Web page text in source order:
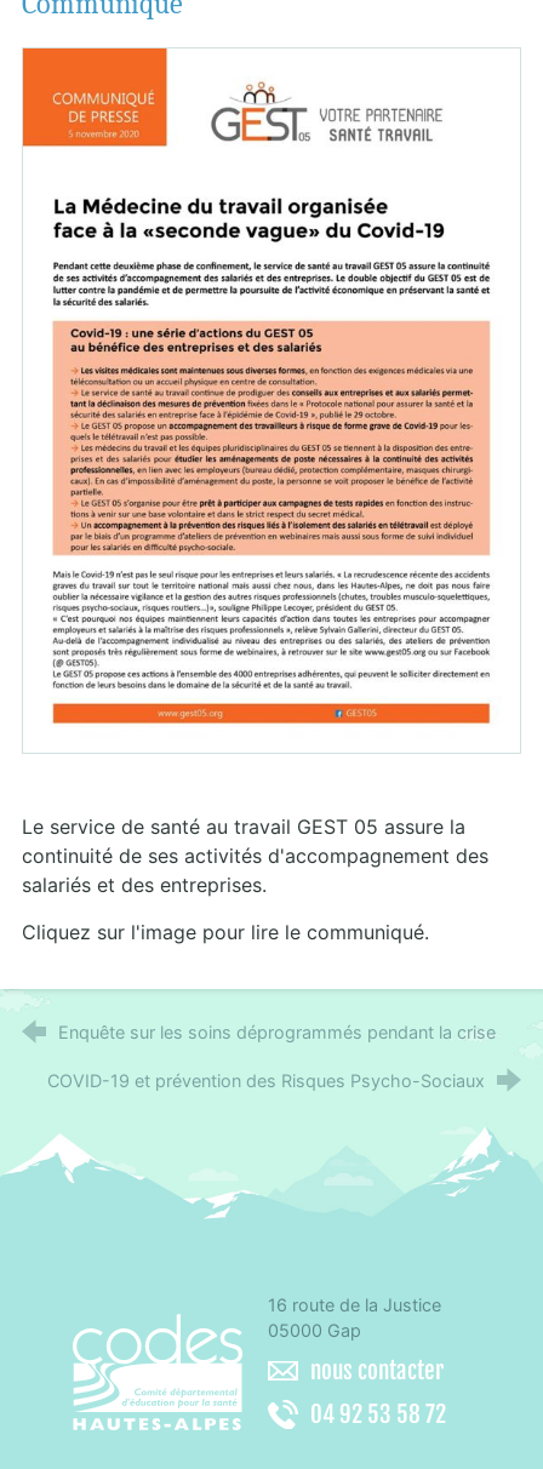
Le service de santé au travail GEST 05 assure la
continuité de ses activités d'accompagnement des
salariés et des entreprises.
Cliquez sur l'image pour lire le communiqué.
Enquête sur les soins déprogrammés pendant la crise
COVID-19 et prévention des Risques Psycho-Sociaux
CoDES 05 - Comité départemental
16 route de la Justice
05000 Gap
nous contacter
04 92 53 58 72